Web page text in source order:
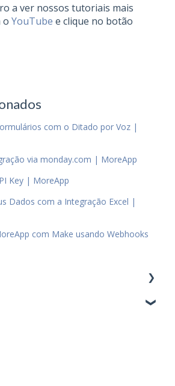
a ver nossos tutoriais mais
o YouTube e clique no botão
com o Ditado por Voz |
via monday.com | MoreApp
Key | MoreApp
Dados com a Integração Excel |
com Make usando Webhooks
FAQ